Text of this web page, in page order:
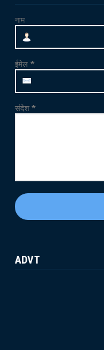
नाम
ईमेल *
संदेश*
ADVT